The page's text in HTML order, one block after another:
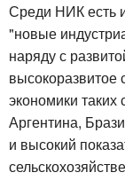
Среди НИК есть
"новые
наряду с
высокоразвитое
экономики таких
Аргентина,
и высокий